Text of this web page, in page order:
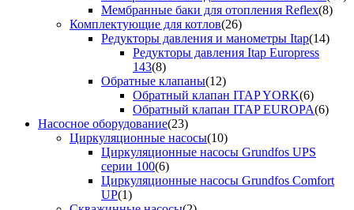
Мембранные баки для отопления Reflex(8)
Комплектующие для котлов(26)
Редукторы давления и манометры Itap(14)
Редукторы давления Itap Europress
143(8)
Обратные клапаны(12)
Обратный клапан ITAP YORK(6)
Обратный клапан ITAP EUROPA(6)
Насосное оборудование(23)
Циркуляционные насосы(10)
Циркуляционные насосы Grundfos UPS
серии 100(6)
Циркуляционные насосы Grundfos Comfort
UP(1)